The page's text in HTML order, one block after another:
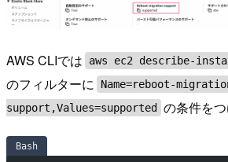
AWS CLIでは aws ec2 describe-
のフィルターに
Name=reboot-
support,Values=supported
の条件をつ
Bash